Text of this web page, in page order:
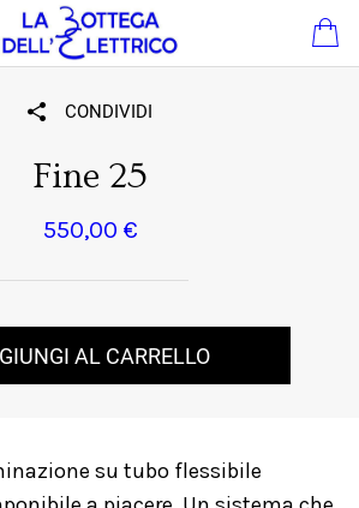
CONDIVIDI
Fine 25
550,00 €
AL CARRELLO
su tubo flessibile